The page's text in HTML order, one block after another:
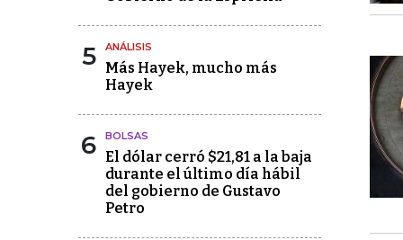
5 ANÁLISIS
Más Hayek, mucho más
Hayek
6 BOLSAS
El dólar cerró $21,81 a la baja
durante el último día hábil
del gobierno de Gustavo
Petro